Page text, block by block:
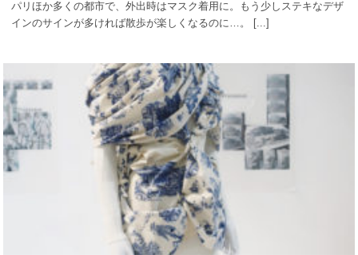
パリほか多くの都市で、外出時はマスク着用に。もう少しステキなデザ
インのサインが多ければ散歩が楽しくなるのに…。 [...]